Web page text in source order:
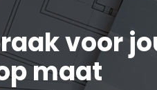
voor
maat